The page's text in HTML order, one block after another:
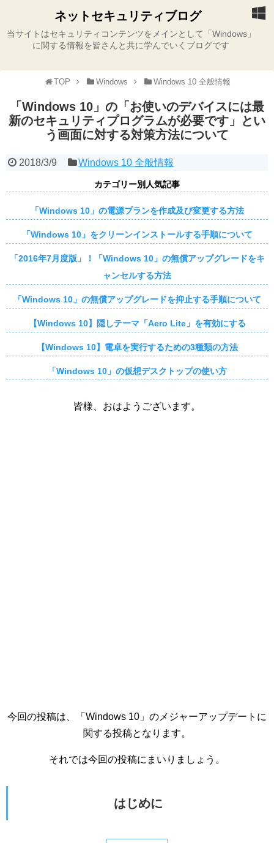
ネットセキュリティブログ
当サイトはセキュリティコンテンツをメインとして「Windows」
に関する情報を皆さんと共に学んでいくブログです
TOP Windows Windows 10 全般情報
「Windows 10」の「お使いのデバイスには最
新のセキュリティプログラムが必要です」とい
う画面に対する対策方法について
2018/3/9 Windows 10 全般情報
カテゴリー別人気記事
「Windows 10」の電源プランを作成及び変更する方法
「Windows 10」をクリーンインストールする手順について
「2016年7月度版」！「Windows 10」の無償アップグレードをキ
ャンセルする方法
「Windows 10」の無償アップグレードを抑止する手順について
【Windows 10】隠しテーマ「Aero Lite」を有効にする
【Windows 10】電卓を実行するための3種類の方法
「Windows 10」の仮想デスクトップの使い方
皆様、おはようございます。
今回の投稿は、「Windows 10」のメジャーアップデートに
関する投稿となります。
それでは今回の投稿にまいりましょう。
はじめに